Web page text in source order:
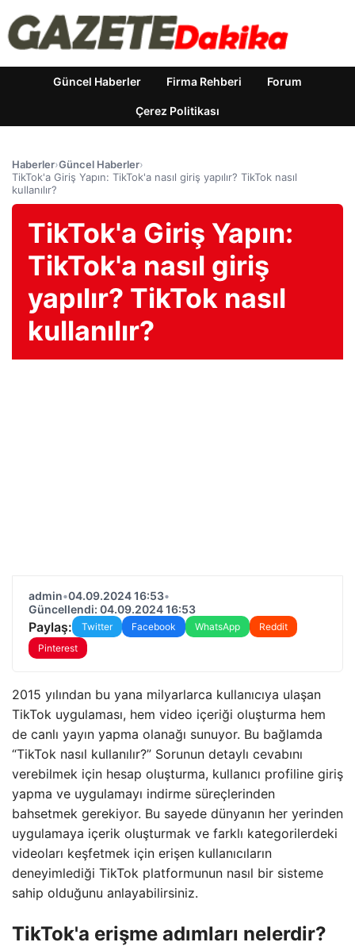
Güncel Haberler Firma Rehberi Forum
Çerez Politikası
Haberler›Güncel Haberler›
TikTok'a Giriş Yapın: TikTok'a nasıl giriş yapılır? TikTok nasıl
kullanılır?
TikTok'a Giriş Yapın:
TikTok'a nasıl giriş
yapılır? TikTok nasıl
kullanılır?
admin•04.09.2024 16:53•
Güncellendi: 04.09.2024 16:53
Paylaş: Twitter Facebook WhatsApp
Reddit
Pinterest
2015 yılından bu yana milyarlarca kullanıcıya ulaşan
TikTok uygulaması, hem video içeriği oluşturma hem
de canlı yayın yapma olanağı sunuyor. Bu bağlamda
“TikTok nasıl kullanılır?” Sorunun detaylı cevabını
verebilmek için hesap oluşturma, kullanıcı profiline giriş
yapma ve uygulamayı indirme süreçlerinden
bahsetmek gerekiyor. Bu sayede dünyanın her yerinden
uygulamaya içerik oluşturmak ve farklı kategorilerdeki
videoları keşfetmek için erişen kullanıcıların
deneyimlediği TikTok platformunun nasıl bir sisteme
sahip olduğunu anlayabilirsiniz.
TikTok'a erişme adımları nelerdir?